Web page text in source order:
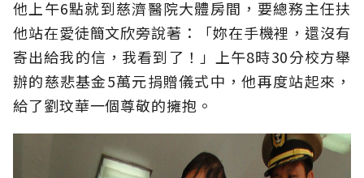
他上午6點就到慈濟醫院大體房間，要總務主任扶
他站在愛徒簡文欣旁說著：「妳在手機裡，還沒有
寄出給我的信，我看到了！」上午8時30分校方舉
辦的慈悲基金5萬元捐贈儀式中，他再度站起來，
給了劉玟華一個尊敬的擁抱。